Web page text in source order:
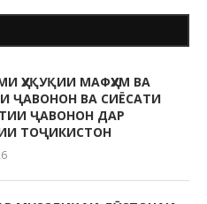
ҲУҚУҚИИ МАФҲУМ ВА
ҶАВОНОН ВА СИЁСАТИ
ҶАВОНОН ДАР
ТОҶИКИСТОН